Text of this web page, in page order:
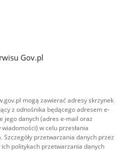
Gov.pl
mogą zawierać adresy skrzynek
z odnośnika będącego adresem e-
jego danych (adres e-mail oraz
w celu przesłania
Szczegóły przetwarzania danych przez
politykach przetwarzania danych